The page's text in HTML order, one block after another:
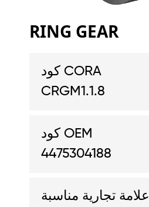
RING GEAR
كود CORA
CRGM1.1.8
كود OEM
4475304188
علامة تجارية مناسبة